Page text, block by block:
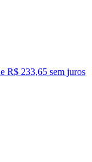
R$ 233,65 sem juros